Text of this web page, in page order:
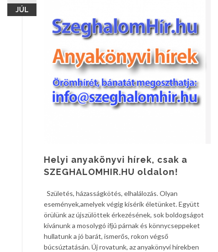
JÚL
Helyi anyakönyvi hírek, csak a
SZEGHALOMHIR.HU oldalon!
Születés, házasságkötés, elhalálozás. Olyan
események,amelyek végig kísérik életünket. Együtt
örülünk az újszülöttek érkezésének, sok boldogságot
kívánunk a mosolygó ifjú párnak és könnycseppeket
hullatunk a jó barát, ismerős, rokon végső
búcsúztatásán. Új rovatunk, az anyakönyvi hírekben